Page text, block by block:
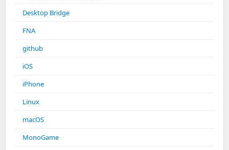
Desktop Bridge
FNA
github
iOS
iPhone
Linux
macOS
MonoGame